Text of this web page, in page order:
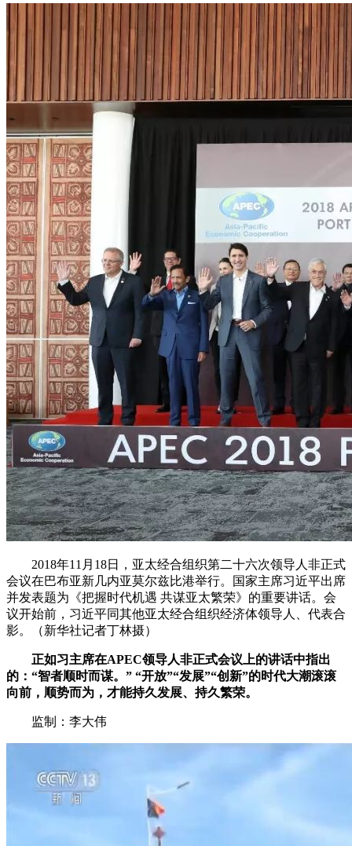
2018年11月18日，亚太经合组织第二十六次领导人非正式
会议在巴布亚新几内亚莫尔兹比港举行。国家主席习近平出席
并发表题为《把握时代机遇 共谋亚太繁荣》的重要讲话。会
议开始前，习近平同其他亚太经合组织经济体领导人、代表合
影。（新华社记者丁林摄）
正如习主席在APEC领导人非正式会议上的讲话中指出
的：“智者顺时而谋。” “开放”“发展”“创新”的时代大潮滚滚
向前，顺势而为，才能持久发展、持久繁荣。
监制：李大伟